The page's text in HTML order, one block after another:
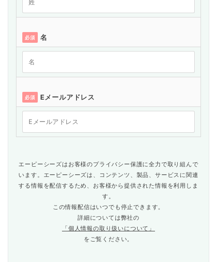
必須 名
必須 Eメールアドレス
エーピーシーズはお客様のプライバシー保護に全力で取り組んで
います。エーピーシーズは、コンテンツ、製品、サービスに関連
する情報を配信するため、お客様から提供された情報を利用しま
す。
この情報配信はいつでも停止できます。
詳細については弊社の
「個人情報の取り扱いについて」
をご覧ください。